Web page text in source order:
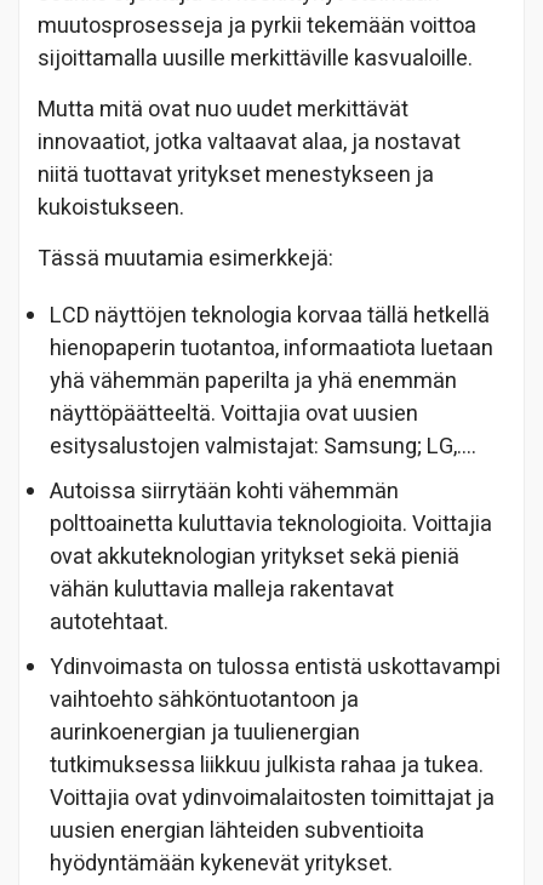
muutosprosesseja ja pyrkii tekemään voittoa
sijoittamalla uusille merkittäville kasvualoille.
Mutta mitä ovat nuo uudet merkittävät
innovaatiot, jotka valtaavat alaa, ja nostavat
niitä tuottavat yritykset menestykseen ja
kukoistukseen.
Tässä muutamia esimerkkejä:
LCD näyttöjen teknologia korvaa tällä hetkellä
hienopaperin tuotantoa, informaatiota luetaan
yhä vähemmän paperilta ja yhä enemmän
näyttöpäätteeltä. Voittajia ovat uusien
esitysalustojen valmistajat: Samsung; LG,….
Autoissa siirrytään kohti vähemmän
polttoainetta kuluttavia teknologioita. Voittajia
ovat akkuteknologian yritykset sekä pieniä
vähän kuluttavia malleja rakentavat
autotehtaat.
Ydinvoimasta on tulossa entistä uskottavampi
vaihtoehto sähköntuotantoon ja
aurinkoenergian ja tuulienergian
tutkimuksessa liikkuu julkista rahaa ja tukea.
Voittajia ovat ydinvoimalaitosten toimittajat ja
uusien energian lähteiden subventioita
hyödyntämään kykenevät yritykset.